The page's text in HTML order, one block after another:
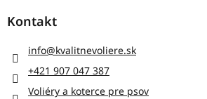
pKontakt
info@kvalitnevoliere.sk
+421 907 047 387
Voliéry a koterce pre psov